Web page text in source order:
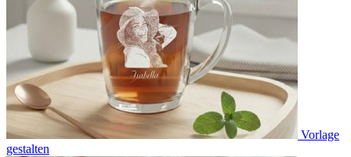
Vorlage
gestalten